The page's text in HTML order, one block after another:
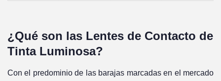
¿Qué son las Lentes de Contacto de
Tinta Luminosa?
Con el predominio de las barajas marcadas en el mercado